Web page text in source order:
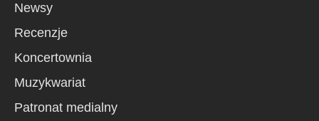
Newsy
Recenzje
Koncertownia
Muzykwariat
Patronat medialny